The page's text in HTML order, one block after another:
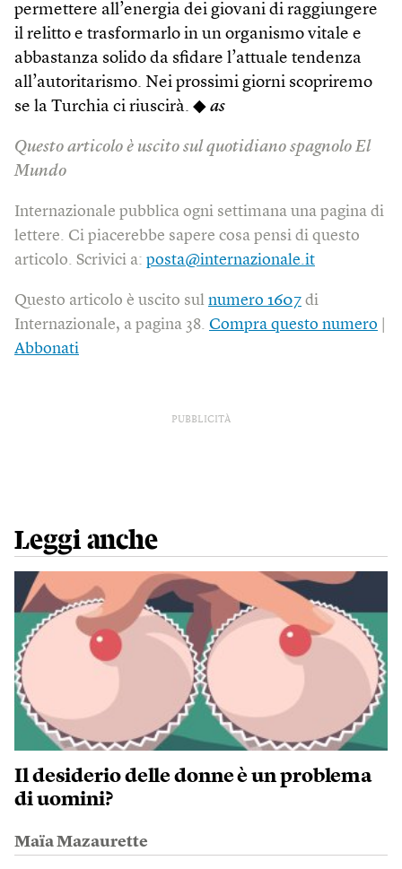
permettere all’energia dei giovani di raggiungere
il relitto e trasformarlo in un organismo vitale e
abbastanza solido da sfidare l’attuale tendenza
all’autoritarismo. Nei prossimi giorni scopriremo
se la Turchia ci riuscirà. ◆ as
Questo articolo è uscito sul quotidiano spagnolo El
Mundo
Internazionale pubblica ogni settimana una pagina di
lettere. Ci piacerebbe sapere cosa pensi di questo
articolo. Scrivici a: posta@internazionale.it
Questo articolo è uscito sul numero 1607 di
Internazionale, a pagina 38. Compra questo numero
Abbonati
PUBBLICITÀ
Leggi anche
Il desiderio delle donne è un problema
di uomini?
Maïa Mazaurette